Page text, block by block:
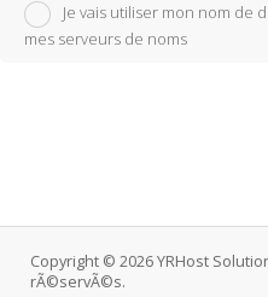
Je vais utiliser mon nom de
mes serveurs de noms
Copyright © 2026 YRHost
rÃ©servÃ©s.